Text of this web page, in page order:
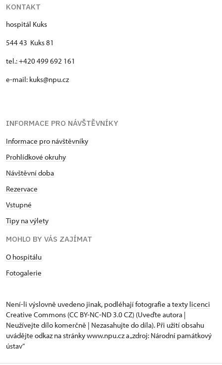
KONTAKT
hospitál Kuks
544 43 Kuks 81
tel.: +420 499 692 161
e-mail: kuks@npu.cz
INFORMACE PRO NÁVŠTĚVNÍKY
Informace pro návštěvníky
Prohlídkové okruhy
Návštěvní doba
Rezervace
Vstupné
Tipy na výlety
MOHLO BY VÁS ZAJÍMAT
O hospitálu
Fotogalerie
Není-li výslovně uvedeno jinak, podléhají fotografie a texty licenci
Creative Commons (CC BY-NC-ND 3.0 CZ) (Uveďte autora |
Neužívejte dílo komerčně | Nezasahujte do díla). Při užití obsahu
uvádějte odkaz na stránky www.npu.cz a „zdroj: Národní památkový
ústav“